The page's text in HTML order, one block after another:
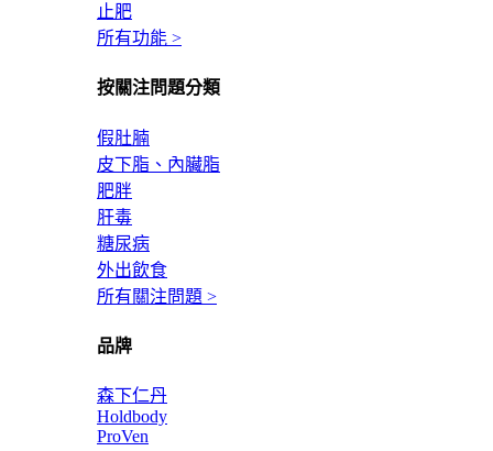
止肥
所有功能 >
按關注問題分類
假肚腩
皮下脂、內臟脂
肥胖
肝毒
糖尿病
外出飲食
所有關注問題 >
品牌
森下仁丹
Holdbody
ProVen